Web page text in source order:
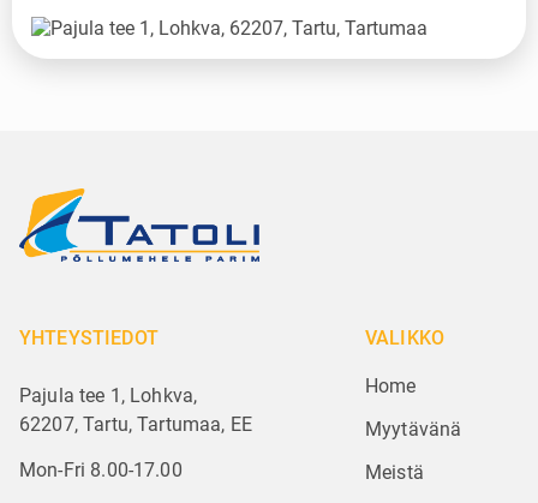
YHTEYSTIEDOT
Pajula tee 1, Lohkva,
62207, Tartu, Tartumaa, EE
Mon-Fri 8.00-17.00
VALIKKO
Home
Myytävänä
Meistä